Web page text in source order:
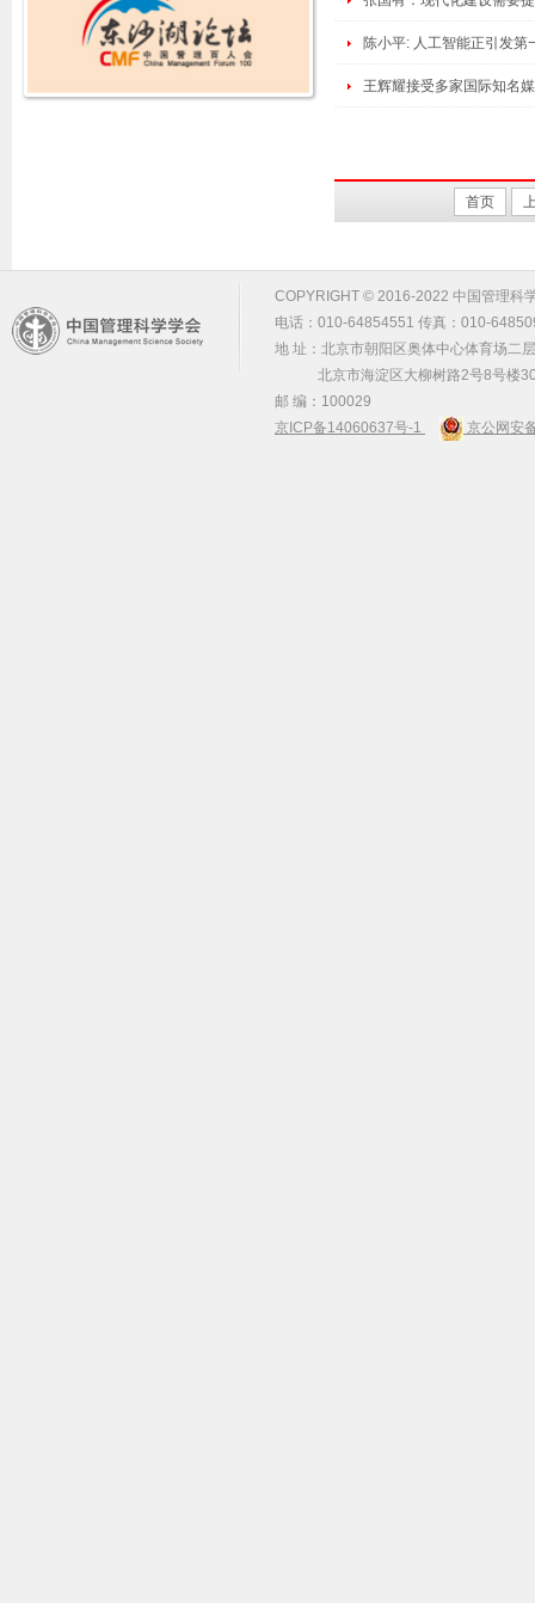
陈小平: 人工智能正引发第
王辉耀接受多家国际知名
首页
COPYRIGHT © 2016-2022 中国管理科
电话：010-64854551 传真：010-
地 址：北京市朝阳区奥体中心体育场二
北京市海淀区大柳树路2号8号楼
邮 编：100029
京ICP备14060637号-1
京公网安